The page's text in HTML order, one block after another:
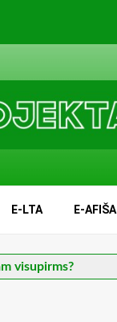
E-LTA E-AFIŠA
visupirms?